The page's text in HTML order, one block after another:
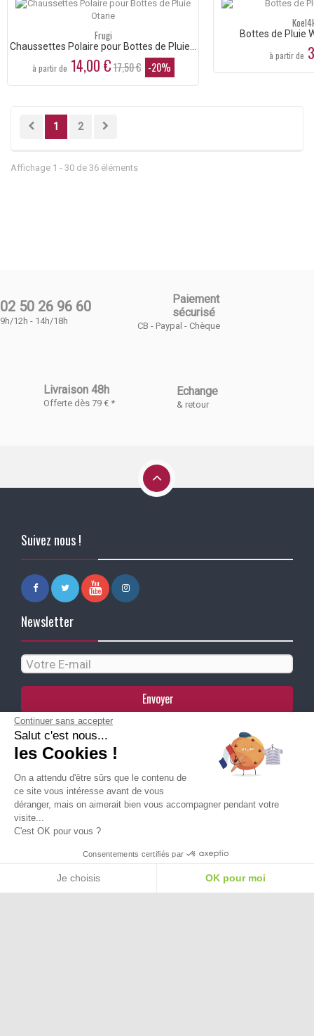
Besoin d'aide pour choisir une
taille ou une pointure ?
Frugi
Chaussettes Polaire pour Bottes de Pluie...
à partir de 14,00 €17,50 € -20%
Bottes de Pluie
à partir de
1 2
Affichage 1 - 30 de 36 éléments
02 50 26 96 60
9h/12h - 14h/18h
Paiement
sécurisé
CB - Paypal - Chèque
Livraison 48h
Offerte dès 79 € *
Echange
& retour
Suivez nous !
Newsletter
Envoyer
Paiement Sécurisé
Ma Livraison
Continuer sans accepter
Salut c'est nous...
les Cookies !
On a attendu d'être sûrs que le contenu de
ce site vous intéresse avant de vous
déranger, mais on aimerait bien vous accompagner pendant votre
visite...
C'est OK pour vous ?
Consentements certifiés par
Je choisis OK pour moi